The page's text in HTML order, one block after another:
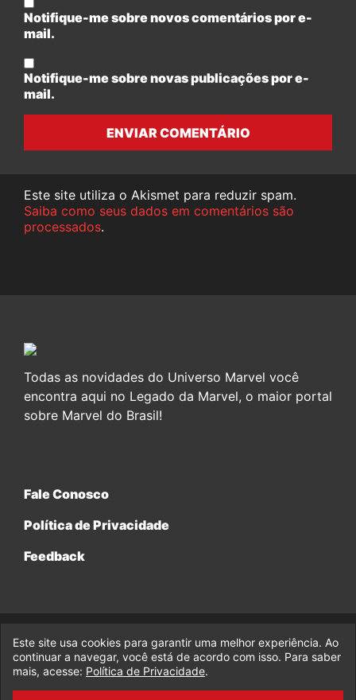
Notifique-me sobre novos comentários por e-
mail.
Notifique-me sobre novas publicações por e-
mail.
ENVIAR COMENTÁRIO
Este site utiliza o Akismet para reduzir spam.
Saiba como seus dados em comentários são
processados.
Todas as novidades do Universo Marvel você
encontra aqui no Legado da Marvel, o maior portal
sobre Marvel do Brasil!
Fale Conosco
Política de Privacidade
Feedback
© 2017-2026 Legado da Marvel, uma empresa da Legado
Enterprises.
fabiolobo
Este site usa cookies para garantir uma melhor experiência. Ao
continuar a navegar, você está de acordo com isso. Para saber
mais, acesse: Política de Privacidade.